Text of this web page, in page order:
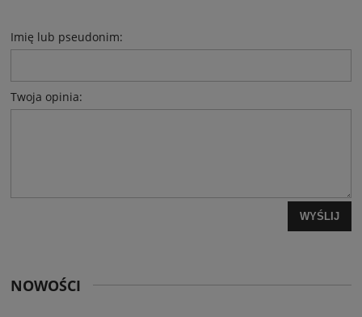
Imię lub pseudonim:
Twoja opinia:
WYŚLIJ
NOWOŚCI